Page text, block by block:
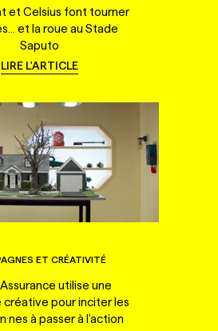
et Celsius font tourner
et la roue au Stade
Saputo
LIRE L'ARTICLE
ET CRÉATIVITÉ
utilise une
créative pour inciter les
à passer à l'action